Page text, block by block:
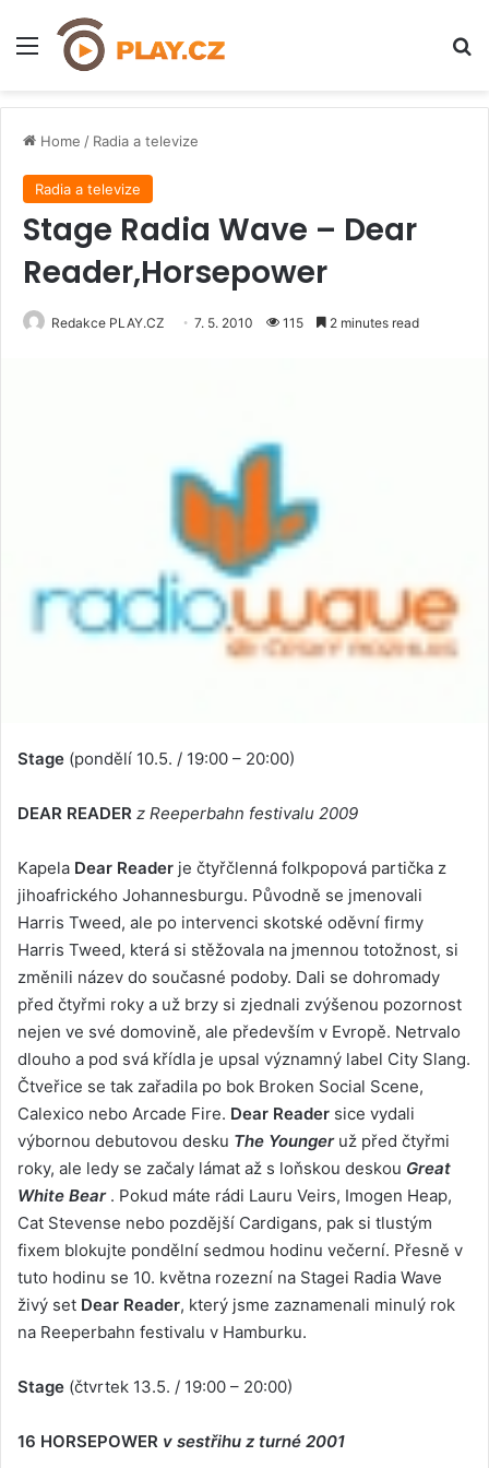
Menu
Home / Radia a televize
Radia a televize
Stage Radia Wave – Dear
Reader,Horsepower
Redakce PLAY.CZ 7. 5. 2010 115 2 minutes read
Stage (pondělí 10.5. / 19:00 – 20:00)
DEAR READER z Reeperbahn festivalu 2009
Kapela Dear Reader je čtyřčlenná folkpopová partička z
jihoafrického Johannesburgu. Původně se jmenovali
Harris Tweed, ale po intervenci skotské oděvní firmy
Harris Tweed, která si stěžovala na jmennou totožnost, si
změnili název do současné podoby. Dali se dohromady
před čtyřmi roky a už brzy si zjednali zvýšenou pozornost
nejen ve své domovině, ale především v Evropě. Netrvalo
dlouho a pod svá křídla je upsal významný label City Slang.
Čtveřice se tak zařadila po bok Broken Social Scene,
Calexico nebo Arcade Fire. Dear Reader sice vydali
výbornou debutovou desku The Youngeruž před čtyřmi
roky, ale ledy se začaly lámat až s loňskou deskou Great
White Bear. Pokud máte rádi Lauru Veirs, Imogen Heap,
Cat Stevense nebo pozdější Cardigans, pak si tlustým
fixem blokujte pondělní sedmou hodinu večerní. Přesně v
tuto hodinu se 10. května rozezní na Stagei Radia Wave
živý set Dear Reader, který jsme zaznamenali minulý rok
na Reeperbahn festivalu v Hamburku.
Stage (čtvrtek 13.5. / 19:00 – 20:00)
16 HORSEPOWER v sestřihu z turné 2001